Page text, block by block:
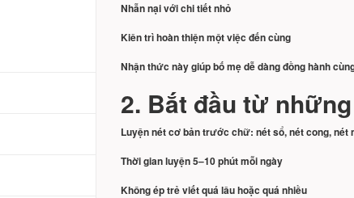
Nhẫn nại với chi tiết nhỏ
Kiên trì hoàn thiện một việc đến cùng
Nhận thức này giúp bố mẹ dễ dàng đồng hành
2. Bắt đầu từ
Luyện nét cơ bản trước chữ: nét sổ, nét cong, nét
Thời gian luyện 5–10 phút mỗi ngày
Không ép trẻ viết quá lâu hoặc quá nhiều